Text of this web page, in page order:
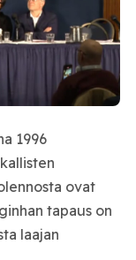
1996
ovat
tapaus on
laajan